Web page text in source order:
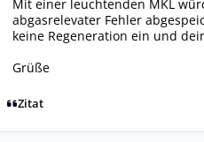
Mit einer leuchtenden MKL
abgasrelevater Fehler
keine Regeneration ein und
Grüße
Zitat